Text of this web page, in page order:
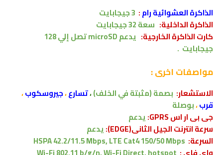
الذاكرة العشوائية رام:
الذاكرة الداخلية: سعة32جيجابايت
كارت الذاكرة الخارجية: يدعمmicroSD
تصل إلي 128
جيجابايت .
مواصفات اخرى:
الاستشعار: بصمة (مثبتة في الخلف)،تسارع،جيروسكوب،
قرب،بوصلة
جى بى ار اس GPRS:
يدعم
سرعة انترنت الجيل الثانى(EDGE):
يدعم
السرعة: HSPA 42.2/11.5 Mbps, LTE Cat4 150/50 Mbps